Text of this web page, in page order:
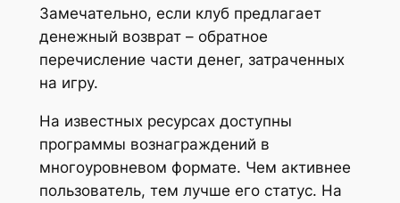
Замечательно, если клуб предлагает
денежный возврат – обратное
перечисление части денег, затраченных
на игру.
На известных ресурсах доступны
программы вознаграждений в
многоуровневом формате. Чем активнее
пользователь, тем лучше его статус. На